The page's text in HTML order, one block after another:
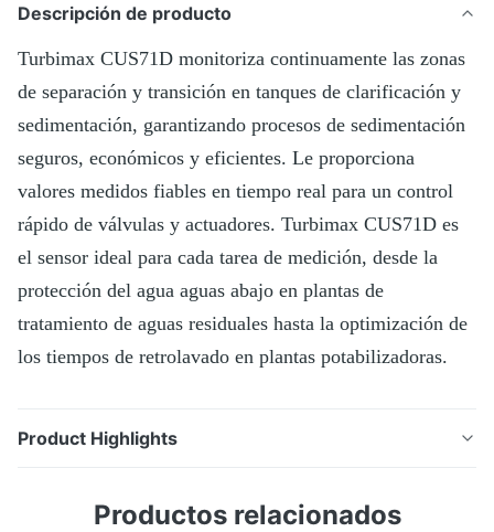
Descripción de producto
Turbimax CUS71D monitoriza continuamente las zonas
de separación y transición en tanques de clarificación y
sedimentación, garantizando procesos de sedimentación
seguros, económicos y eficientes. Le proporciona
valores medidos fiables en tiempo real para un control
rápido de válvulas y actuadores. Turbimax CUS71D es
el sensor ideal para cada tarea de medición, desde la
protección del agua aguas abajo en plantas de
tratamiento de aguas residuales hasta la optimización de
los tiempos de retrolavado en plantas potabilizadoras.
Product Highlights
de separación y transición en tanques de clarificación
Productos relacionados